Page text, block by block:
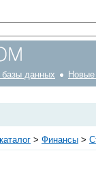
базы данных Новые
> Финансы >